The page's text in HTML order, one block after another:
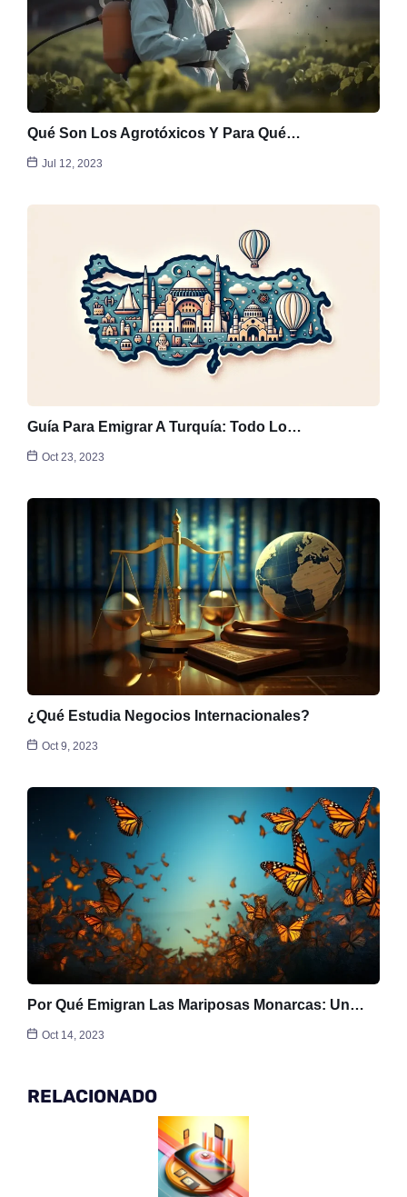
Qué Son Los Agrotóxicos Y Para Qué…
Jul 12, 2023
Guía Para Emigrar A Turquía: Todo Lo…
Oct 23, 2023
¿Qué Estudia Negocios Internacionales?
Oct 9, 2023
Por Qué Emigran Las Mariposas Monarcas: Un…
Oct 14, 2023
RELACIONADO